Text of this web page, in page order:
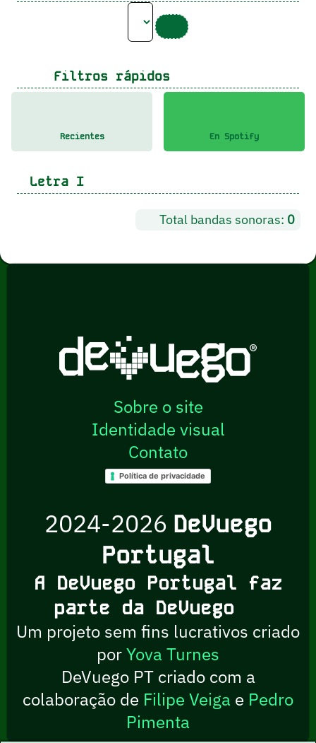
Filtros rápidos
Recientes En Spotify
Letra I
Total bandas sonoras: 0
Sobre o site
Identidade visual
Contato
Política de privacidade
2024-2026 DeVuego
Portugal
A DeVuego Portugal faz
parte da DeVuego
Um projeto sem fins lucrativos criado
porYova Turnes
DeVuego PT criado com a
colaboração de Filipe Veiga e Pedro
Pimenta